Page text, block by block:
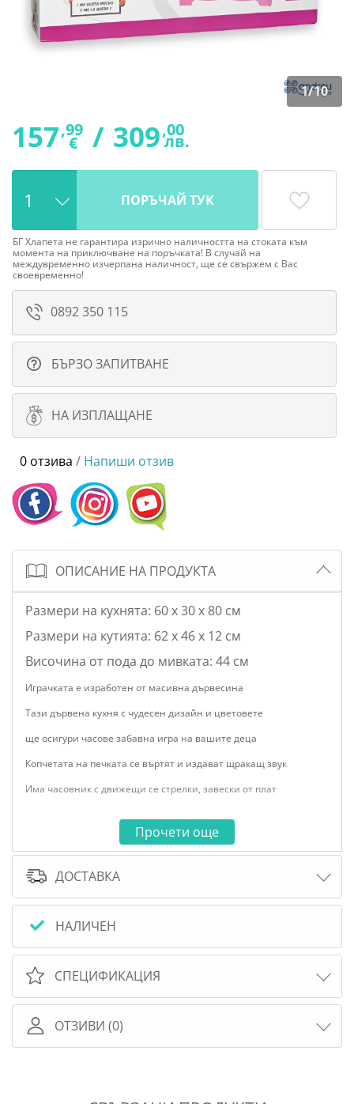
1/10
157,99
€ / 309,00
лв.
ПОРЪЧАЙ ТУК
БГ Хлапета не гарантира изрично наличността на стоката към
момента на приключване на поръчката! В случай на
междувременно изчерпана наличност, ще се свържем с Вас
своевременно!
0892 350 115
БЪРЗО ЗАПИТВАНЕ
НА ИЗПЛАЩАНЕ
0 отзива / Напиши отзив
ОПИСАНИЕ НА ПРОДУКТА
Размери на кухнята: 60 x 30 x 80 см
Размери на кутията: 62 x 46 x 12 см
Височина от пода до мивката: 44 см
Играчката е изработен от масивна дървесина
Тази дървена кухня с чудесен дизайн и цветовете
ще осигури часове забавна игра на вашите деца
Копчетата на печката се въртят и издават щракащ звук
Има часовник с движещи се стрелки, завески от плат
Надеждна и здрава конструкцияПрочети още
ДОСТАВКА
НАЛИЧЕН
СПЕЦИФИКАЦИЯ
ОТЗИВИ (0)